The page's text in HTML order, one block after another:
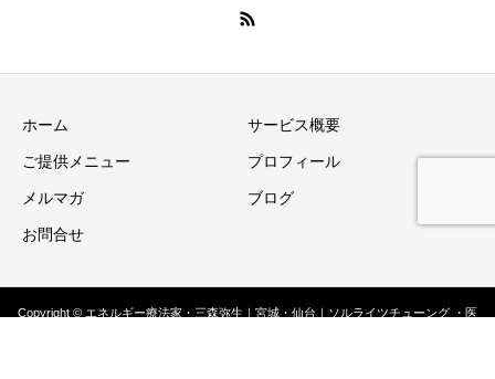
ホーム サービス概要
ご提供メニュー プロフィール
メルマガ ブログ
お問合せ
Copyright © エネルギー療法家・三森弥生｜宮城・仙台｜ソルライツチューング ・医